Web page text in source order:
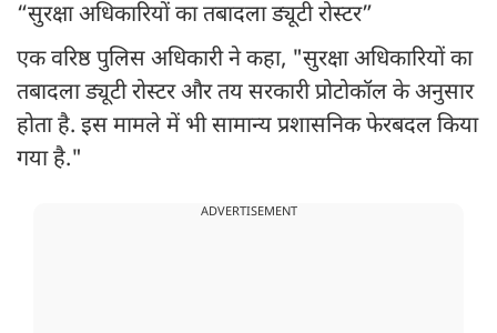
“सुरक्षा अधिकारियों का तबादला ड्यूटी रोस्टर”
एक वरिष्ठ पुलिस अधिकारी ने कहा, "सुरक्षा अधिकारियों का
तबादला ड्यूटी रोस्टर और तय सरकारी प्रोटोकॉल के अनुसार
होता है. इस मामले में भी सामान्य प्रशासनिक फेरबदल किया
गया है."
ADVERTISEMENT